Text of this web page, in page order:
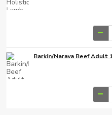
Barkin/Narava Beef Adult